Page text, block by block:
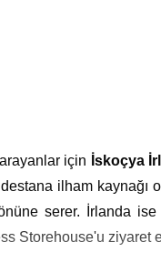
için İskoçya
ilham kaynağı
serer. İrlanda
Storehouse'u ziyaret